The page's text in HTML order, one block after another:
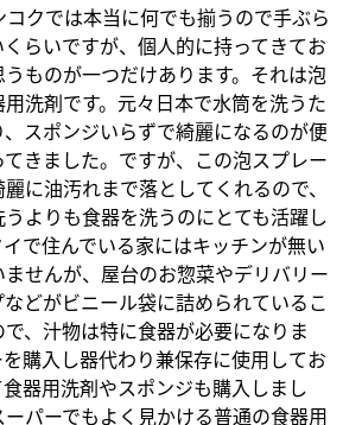
クでは本当に何でも揃うので手ぶら
らいですが、個人的に持ってきてお
ものが一つだけあります。それは泡
洗剤です。元々日本で水筒を洗うた
スポンジいらずで綺麗になるのが便
きました。ですが、この泡スプレー
に油汚れまで落としてくれるので、
よりも食器を洗うのにとても活躍し
で住んでいる家にはキッチンが無い
せんが、屋台のお惣菜やデリバリー
どがビニール袋に詰められているこ
、汁物は特に食器が必要になりま
購入し器代わり兼保存に使用してお
器用洗剤やスポンジも購入しまし
パーでもよく見かける普通の食器用